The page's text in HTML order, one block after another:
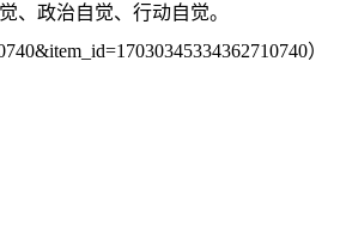
、政治自觉、行动自觉。
）